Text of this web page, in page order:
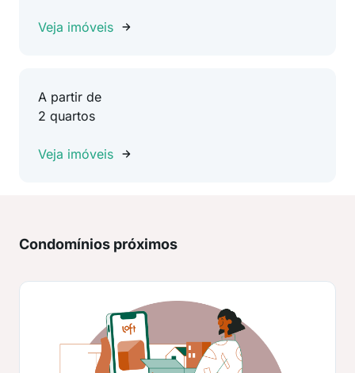
Veja imóveis
A partir de
2 quartos
Veja imóveis
Condomínios próximos